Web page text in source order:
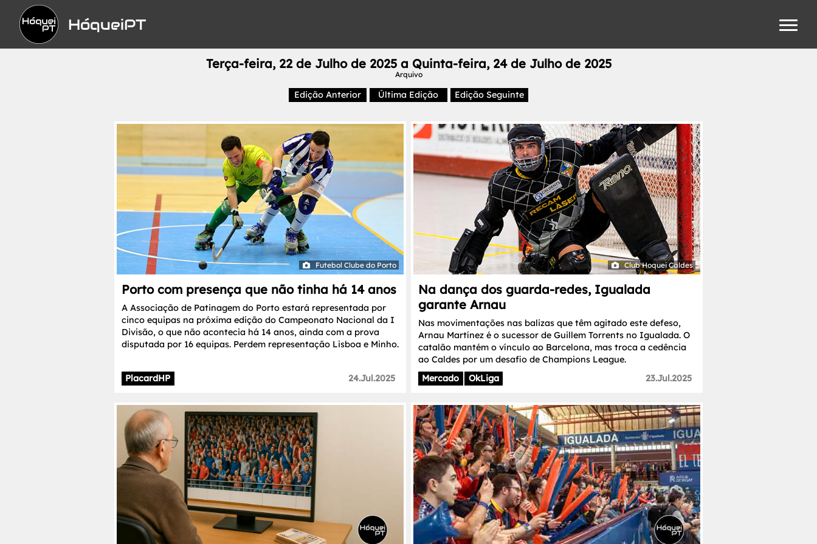
HóqueiPT
Terça-feira, 22 de Julho de 2025 a Quinta-feira, 24 de Julho de 2025
Arquivo
Edição Anterior Última Edição Edição Seguinte
Futebol Clube do Porto
Porto com presença que não tinha há 14 anos
A Associação de Patinagem do Porto estará representada por
cinco equipas na próxima edição do Campeonato Nacional da I
Divisão, o que não acontecia há 14 anos, ainda com a prova
disputada por 16 equipas. Perdem representação Lisboa e Minho.
PlacardHP 24.Jul.2025
Club Hoquei Caldes
Na dança dos guarda-redes, Igualada
garante Arnau
Nas movimentações nas balizas que têm agitado este defeso,
Arnau Martínez é o sucessor de Guillem Torrents no Igualada. O
catalão mantém o vínculo ao Barcelona, mas troca a cedência
ao Caldes por um desafio de Champions League.
Mercado
OkLiga 23.Jul.2025